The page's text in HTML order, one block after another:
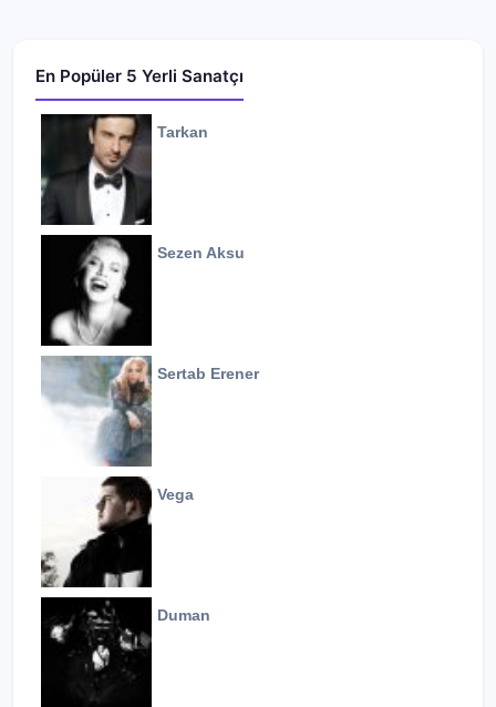
En Popüler 5 Yerli Sanatçı
Tarkan
Sezen Aksu
Sertab Erener
Vega
Duman